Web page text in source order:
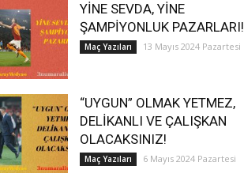
YİNE SEVDA, YİNE
ŞAMPİYONLUK PAZARLARI!
Maç Yazıları 13 Mayıs 2024 Pazartesi
“UYGUN” OLMAK YETMEZ,
DELİKANLI VE ÇALIŞKAN
OLACAKSINIZ!
Maç Yazıları 6 Mayıs 2024 Pazartesi